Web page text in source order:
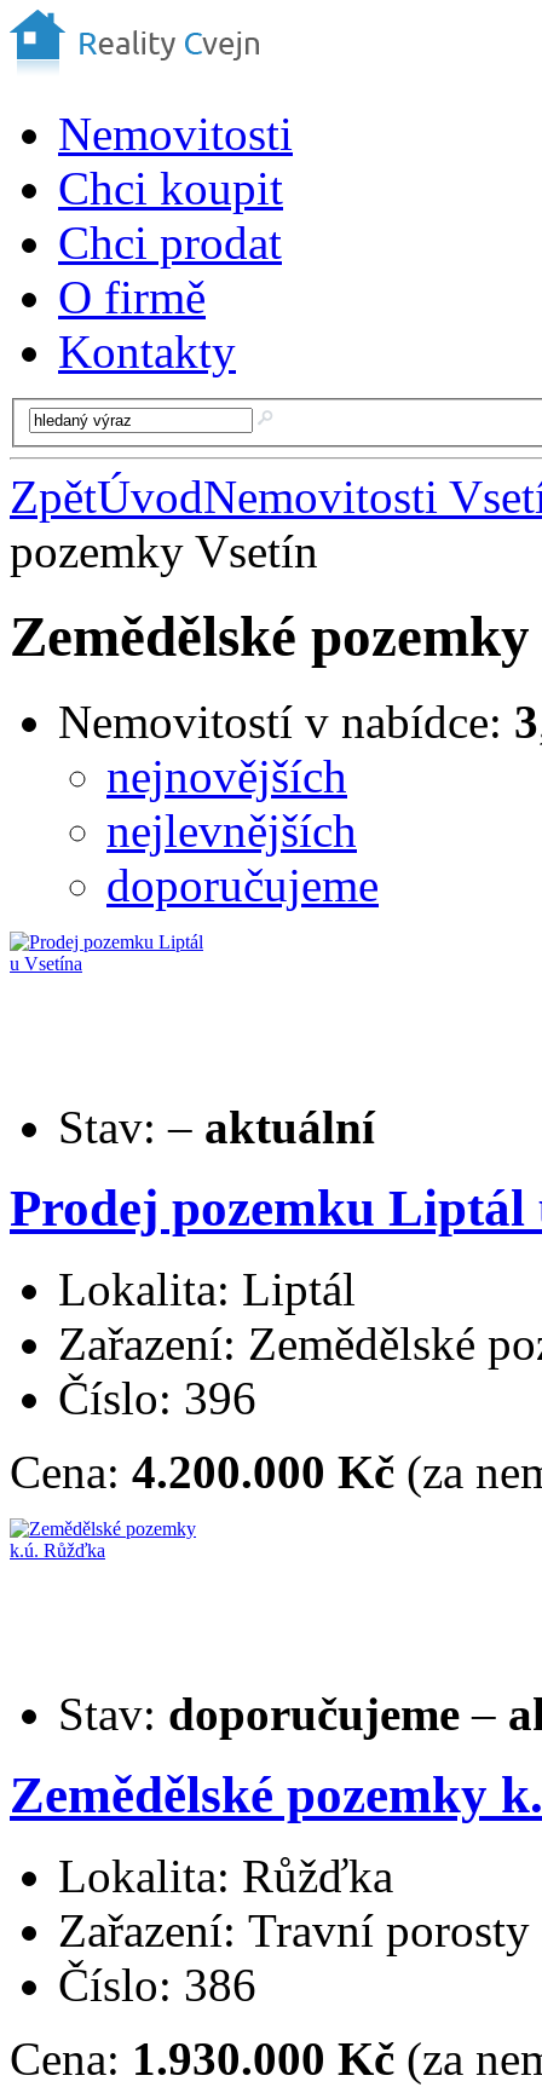
Nemovitosti
Chci koupit
Chci prodat
O firmě
Kontakty
ZpětÚvodNemovitosti
pozemky Vsetín
Zemědělské
Nemovitostí v nabídce: 3
nejnovějších
nejlevnějších
doporučujeme
Stav: – aktuální
Prodej pozemku Liptál
Lokalita: Liptál
Zařazení: Zemědělské
Číslo: 396
Cena: 4.200.000 Kč (za
Stav: doporučujeme –
Zemědělské pozemky
Lokalita: Růžďka
Zařazení: Travní porosty
Číslo: 386
Cena: 1.930.000 Kč (za